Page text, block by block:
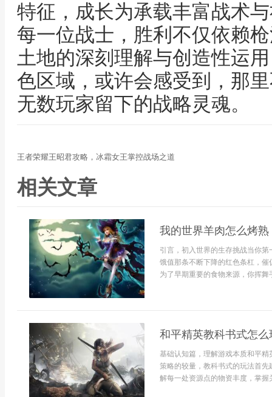
特征，成长为承载丰富战术
每一位战士，胜利不仅依赖
土地的深刻理解与创造性运
色区域，或许会感受到，那
无数玩家留下的战略灵魂。
王者荣耀王昭君攻略，冰霜女王掌控战场之道
相关文章
我的世界羊肉怎么烤
引言，初入世界的生存挑战当你
饿值那条不断下降的红色条杠，
为了早期重要的食物来源，你挥
和平精英教科书式怎
基础认知篇，理解游戏本质和平
策略的较量，教科书式的玩法首
解每一处资源点的物资丰度，掌